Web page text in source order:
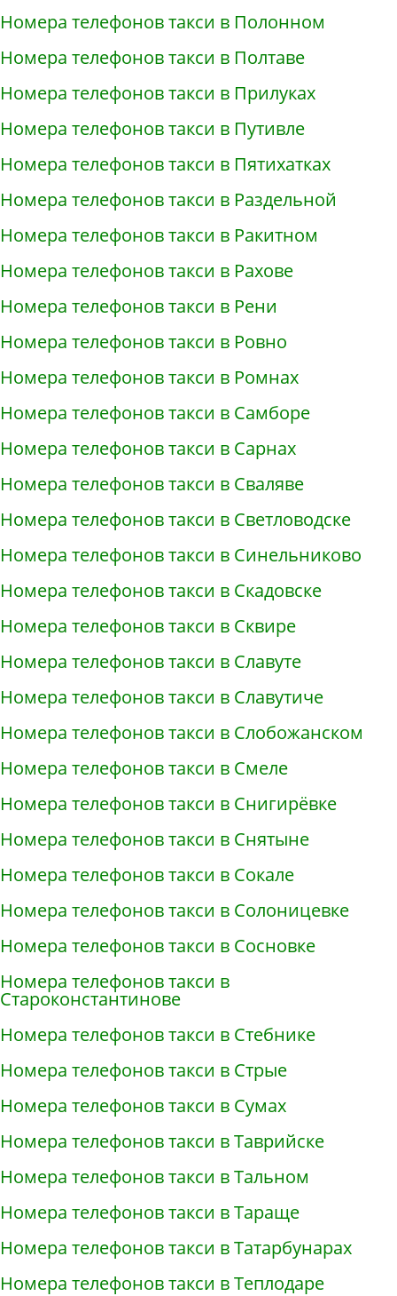
Номера телефонов такси в Полонном
Номера телефонов такси в Полтаве
Номера телефонов такси в Прилуках
Номера телефонов такси в Путивле
Номера телефонов такси в Пятихатках
Номера телефонов такси в Раздельной
Номера телефонов такси в Ракитном
Номера телефонов такси в Рахове
Номера телефонов такси в Рени
Номера телефонов такси в Ровно
Номера телефонов такси в Ромнах
Номера телефонов такси в Самборе
Номера телефонов такси в Сарнах
Номера телефонов такси в Сваляве
Номера телефонов такси в Светловодске
Номера телефонов такси в Синельниково
Номера телефонов такси в Скадовске
Номера телефонов такси в Сквире
Номера телефонов такси в Славуте
Номера телефонов такси в Славутиче
Номера телефонов такси в Слобожанском
Номера телефонов такси в Смеле
Номера телефонов такси в Снигирёвке
Номера телефонов такси в Снятыне
Номера телефонов такси в Сокале
Номера телефонов такси в Солоницевке
Номера телефонов такси в Сосновке
Номера телефонов такси в
Староконстантинове
Номера телефонов такси в Стебнике
Номера телефонов такси в Стрые
Номера телефонов такси в Сумах
Номера телефонов такси в Таврийске
Номера телефонов такси в Тальном
Номера телефонов такси в Тараще
Номера телефонов такси в Татарбунарах
Номера телефонов такси в Теплодаре